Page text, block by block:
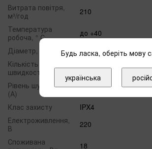
Витрата повітря,
м³/год
210
Температура
робоча, ° С
до +40
Діаметр, мм
150
Кількість
швидкостей
1
Рівень шуму, дБ
(А)
46
Клас захисту
IPX4
Електроживлення,
В
220
Споживана
18
Будь ласка, оберіть мову
українська